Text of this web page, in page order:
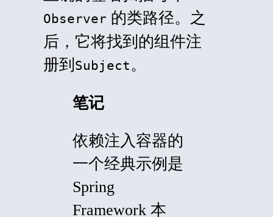
Observer 的类路径。之
后，它将找到的组件注
册到 Subject。
笔记
依赖注入容器的
一个经典示例是
Spring
Framework 本